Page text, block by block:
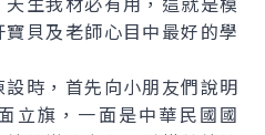
貝及老師心目中最好的學
時，首先向小朋友們說明
立旗，一面是中華民國國